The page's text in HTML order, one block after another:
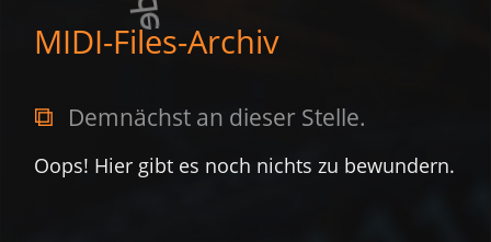
MIDI-Files-Archiv
Demnächst an dieser Stelle.
Oops! Hier gibt es noch nichts zu bewundern.